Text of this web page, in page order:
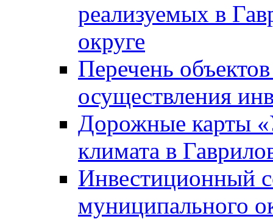
реализуемых в
округе
Перечень
осуществления
Дорожные карты
климата в
Инвестиционный
муниципального